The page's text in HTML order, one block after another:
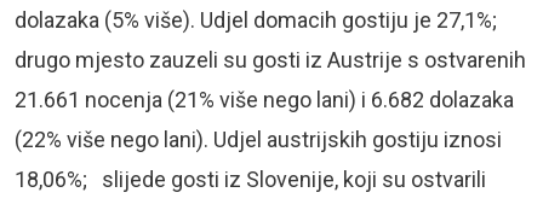
dolazaka (5% više). Udjel domacih gostiju je 27,1%;
drugo mjesto zauzeli su gosti iz Austrije s ostvarenih
21.661 nocenja (21% više nego lani) i 6.682 dolazaka
(22% više nego lani). Udjel austrijskih gostiju iznosi
18,06%; slijede gosti iz Slovenije, koji su ostvarili